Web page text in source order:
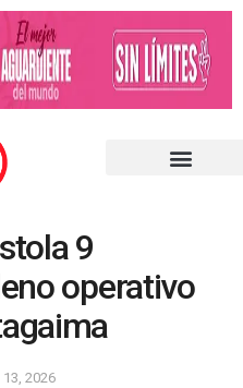
9
operativo
2026